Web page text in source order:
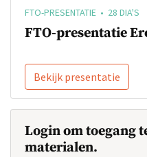
FTO-PRESENTATIE • 28 DIA'S
FTO-presentatie
Bekijk presentatie
Login om toegang
materialen.